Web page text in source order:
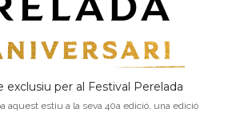
per al Festival Perelada
aquest estiu a la seva 40a edició, una edició